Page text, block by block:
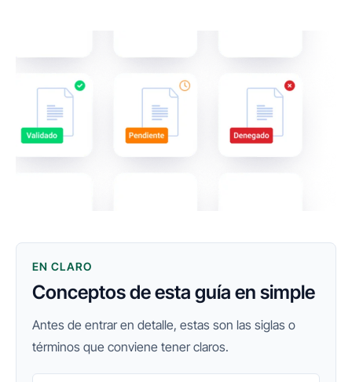
EN CLARO
Conceptos de esta guía en simple
Antes de entrar en detalle, estas son las siglas o
términos que conviene tener claros.